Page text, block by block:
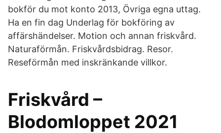
bokför du mot konto 2013, Övriga egna uttag.
Ha en fin dag Underlag för bokföring av
affärshändelser. Motion och annan friskvård.
Naturaförmån. Friskvårdsbidrag. Resor.
Reseförmån med inskränkande villkor.
Friskvård –
Blodomloppet 2021